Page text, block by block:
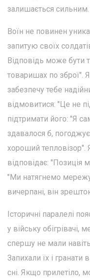
залишається сильним.
Воїн не повинен
запитую своїх
Відповідь може бути
товаришах по зброї".
забезпечу тебе
відмовитися: "Це не
підтримати його: "Я
здавалося б,
хороший тепловізор".
відповідає:
"Ми натягнемо
вичерпані, він
Історичні паралелі
у війську обігрівачі,
спершу не мали
Запихали їх і гранати
сні. Якщо прилетіло,